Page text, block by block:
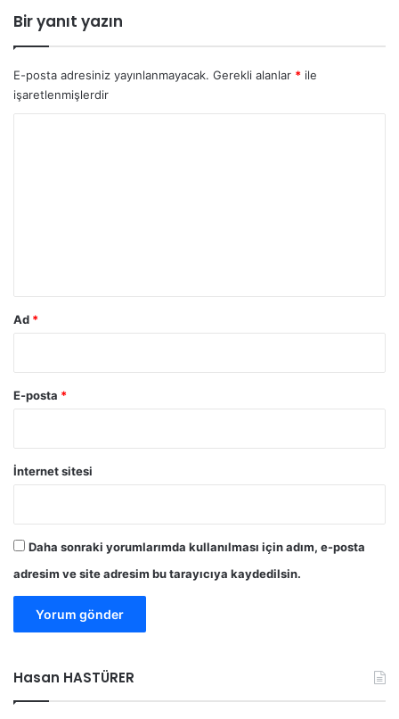
m
ı
d
ı
Bir yanıt yazın
E-posta adresiniz yayınlanmayacak. Gerekli alanlar * ile
işaretlenmişlerdir
Ad *
E-posta *
İnternet sitesi
Daha sonraki yorumlarımda kullanılması için adım, e-posta
adresim ve site adresim bu tarayıcıya kaydedilsin.
Hasan HASTÜRER